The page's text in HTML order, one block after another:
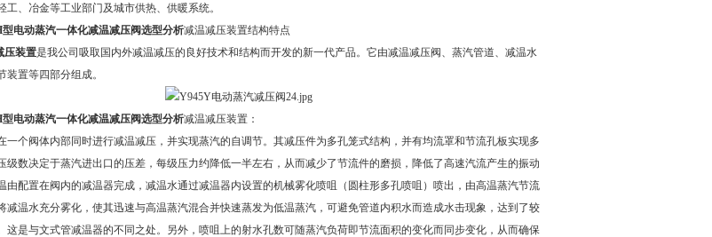
工、冶金等工业部门及城市供热、供暖系统。
型电动蒸汽一体化减温减压阀选型分析减温减压装置结构特点
压装置是我公司吸取国内外减温减压的良好技术和结构而开发的新一代产品。它由减温减压阀、蒸汽管道、减温水
装置等四部分组成。
型电动蒸汽一体化减温减压阀选型分析减温减压装置：
一个阀体内部同时进行减温减压，并实现蒸汽的自调节。其减压件为多孔笼式结构，并有均流罩和节流孔板实现多
级数决定于蒸汽进出口的压差，每级压力约降低一半左右，从而减少了节流件的磨损，降低了高速汽流产生的振动
由配置在阀内的减温器完成，减温水通过减温器内设置的机械雾化喷咀（圆柱形多孔喷咀）喷出，由高温蒸汽节流
减温水充分雾化，使其迅速与高温蒸汽混合并快速蒸发为低温蒸汽，可避免管道内积水而造成水击现象，达到了较
这是与文式管减温器的不同之处。另外，喷咀上的射水孔数可随蒸汽负荷即节流面积的变化而同步变化，从而确保